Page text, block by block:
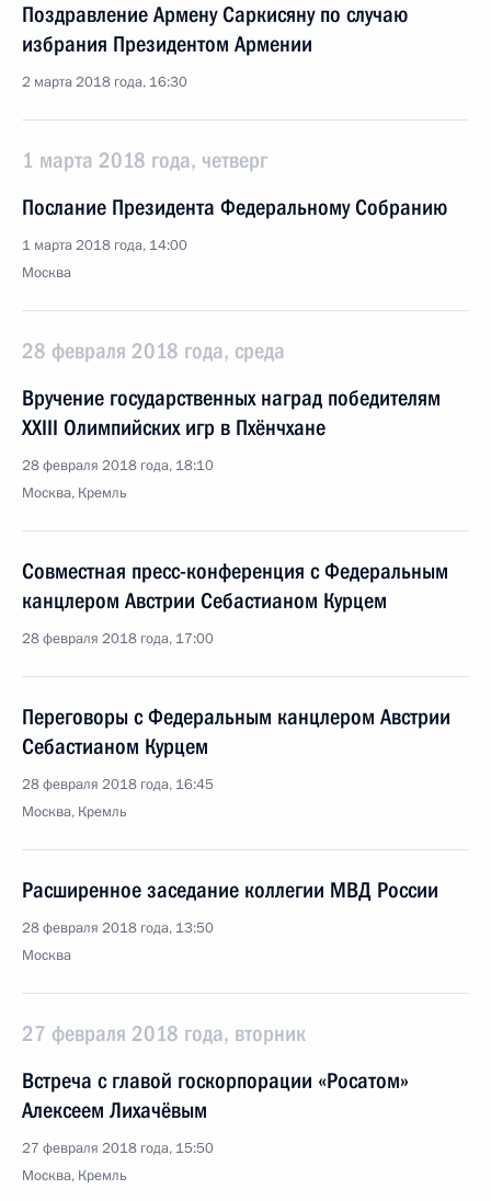
Поздравление Армену Саркисяну по случаю
избрания Президентом Армении
2 марта 2018 года, 16:30
1 марта 2018 года, четверг
Послание Президента Федеральному Собранию
1 марта 2018 года, 14:00
Москва
28 февраля 2018 года, среда
Вручение государственных наград победителям
XXIII Олимпийских игр в Пхёнчхане
28 февраля 2018 года, 18:10
Москва, Кремль
Совместная пресс-конференция с Федеральным
канцлером Австрии Себастианом Курцем
28 февраля 2018 года, 17:00
Переговоры с Федеральным канцлером Австрии
Себастианом Курцем
28 февраля 2018 года, 16:45
Москва, Кремль
Расширенное заседание коллегии МВД России
28 февраля 2018 года, 13:50
Москва
27 февраля 2018 года, вторник
Встреча с главой госкорпорации «Росатом»
Алексеем Лихачёвым
27 февраля 2018 года, 15:50
Москва, Кремль